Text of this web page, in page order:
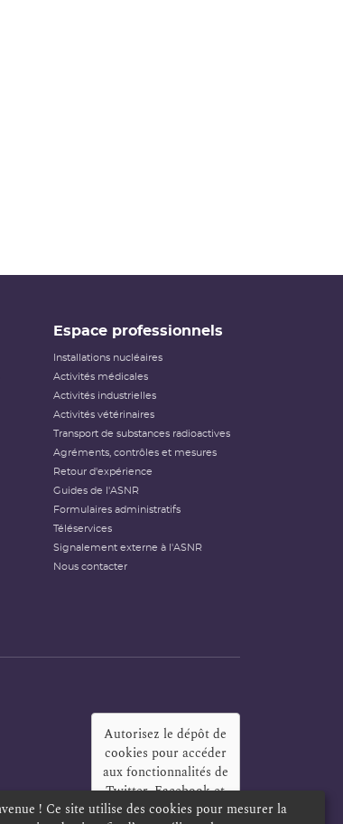
Espace professionnels
Installations nucléaires
Activités médicales
Activités industrielles
Activités vétérinaires
Transport de substances radioactives
Agréments, contrôles et mesures
Retour d'expérience
Guides de l'ASNR
Formulaires administratifs
Téléservices
Signalement externe à l'ASNR
Nous contacter
Autorisez le dépôt de
cookies pour accéder
aux fonctionnalités de
Twitter, Facebook et
LinkedIn?
! Ce site utilise des cookies pour mesurer la